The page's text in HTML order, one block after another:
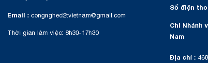
Email : congnghed2tvietnam@gmail.com
Thời gian làm việc: 8h30-17h30
Số điện
Chi Nhánh
Nam
Địa chỉ :